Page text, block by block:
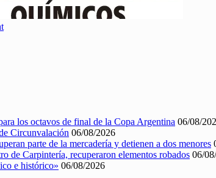
los octavos de final de la Copa Argentina 06/08/
Circunvalación 06/08/2026
parte de la mercadería y detienen a dos menores
de Carpintería, recuperaron elementos robados 06/
e histórico» 06/08/2026